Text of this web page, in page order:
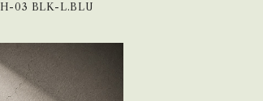
H optical H-03 BLK-L.BLU